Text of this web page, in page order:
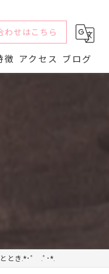
わせはこちら
徴 アクセス ブログ
とき.*･ﾟ .ﾟ･*.